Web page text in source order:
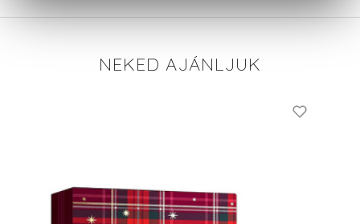
NEKED AJÁNLJUK